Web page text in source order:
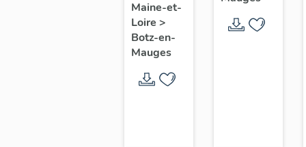
Maine-et-
Loire >
Botz-en-
Mauges